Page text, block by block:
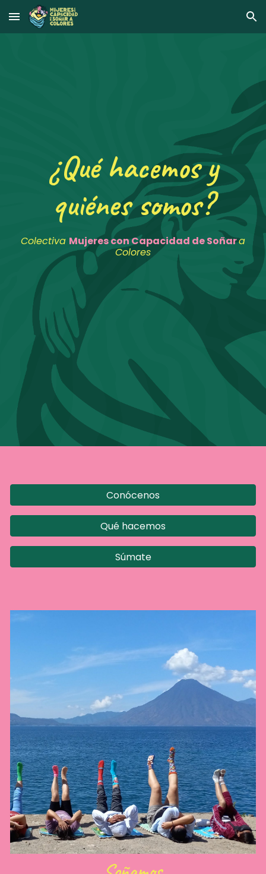
Skip to main content Skip to navigation
¿Qué hacemos y
quiénes somos?
Colectiva Mujeres con Capacidad de Soñara
Colores
Conócenos
Qué hacemos
Súmate